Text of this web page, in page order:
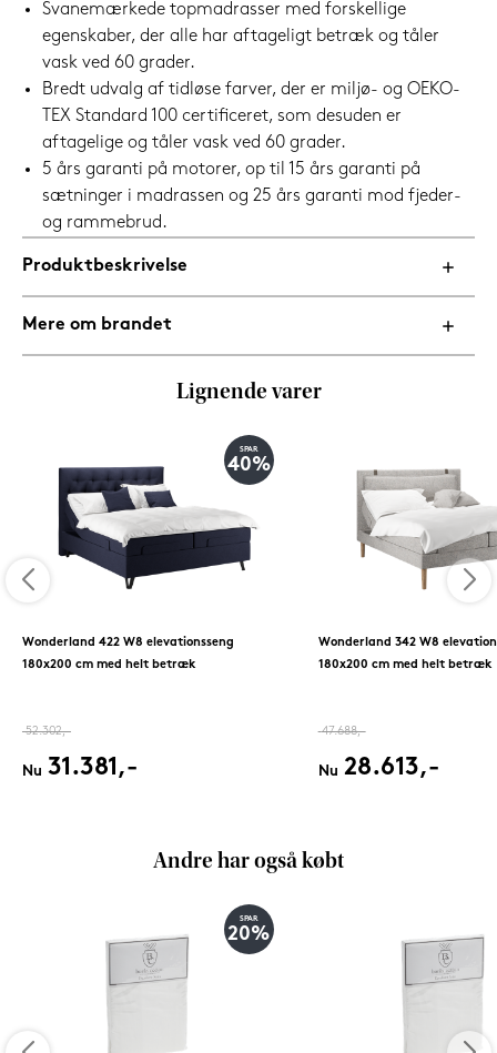
Svanemærkede topmadrasser med forskellige
egenskaber, der alle har aftageligt betræk og tåler
vask ved 60 grader.
Bredt udvalg af tidløse farver, der er miljø- og OEKO-
TEX Standard 100 certificeret, som desuden er
aftagelige og tåler vask ved 60 grader.
5 års garanti på motorer, op til 15 års garanti på
sætninger i madrassen og 25 års garanti mod fjeder-
og rammebrud.
Produktbeskrivelse
Mere om brandet
Lignende varer
SPAR
40%
Wonderland 422 W8 elevationsseng
180x200 cm med helt betræk
52.302,-
Nu 31.381,-
Wonderland 342 W8
180x200 cm med helt betræk
47.688,-
Nu 28.613,-
Andre har også købt
SPAR
20%